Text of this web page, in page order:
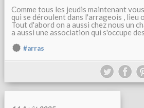
Comme tous les jeudis maintenant
qui se déroulent dans l'arrageois , lieu
Tout d'abord on a aussi chez nous un
a aussi une association qui s'occupe
#arras